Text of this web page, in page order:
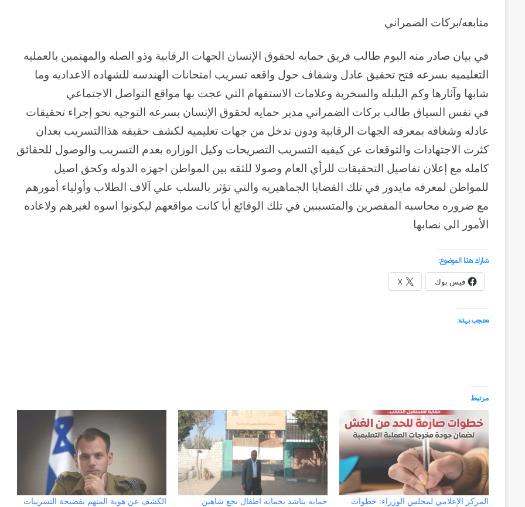
متابعه/بركات الضمراني
في بيان صادر منه اليوم طالب فريق حمايه لحقوق الإنسان الجهات الرقابية وذو الصله والمهتمين بالعمليه
التعليميه بسرعه فتح تحقيق عادل وشفاف حول واقعه تسريب امتحانات الهندسه للشهاده الاعداديه وما
شابها وآثارها وكم البلبله والسخرية وعلامات الاستفهام التي عجت بها مواقع التواصل الاجتماعي
في نفس السياق طالب بركات الضمراني مدير حمايه لحقوق الإنسان بسرعه التوجيه نحو إجراء تحقيقات
عادله وشغافه بمعرفه الجهات الرقابية ودون تدخل من جهات تعليميه لكشف حقيقه هذاالتسريب بعدان
كثرت الاجتهادات والتوقعات عن كيفيه التسريب التصريحات وكيل الوزاره بعدم التسريب والوصول للحقائق
كامله مع إعلان تفاصيل التحقيقات للرأي العام وصولا للثقه بين المواطن اجهزه الدوله وكحق اصيل
للمواطن لمعرفه مايدور في تلك القضايا الجماهيريه والتي تؤثر بالسلب علي آلاف الطلاب وأولياء أمورهم
مع ضروره محاسبه المقصرين والمتسببين في تلك الوقائع أيا كانت مواقعهم ليكونوا اسوه لغيرهم ولاعاده
الأمور الي نصابها
شارك هذا الموضوع:
فيس بوك
X
معجب بهذه:
مرتبط
المركز الإعلامي لمجلس الوزراء: خطوات
حمايه يناشد بحمايه اطفال نجع شاهين
الكشف عن هوية المتهم بفضيحة التسريبات